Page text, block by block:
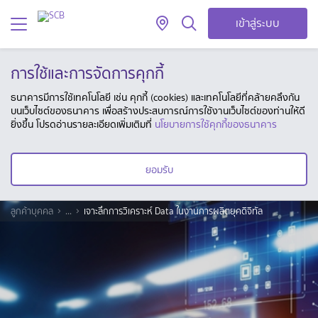
เข้าสู่ระบบ
การใช้และการจัดการคุกกี้
ธนาคารมีการใช้เทคโนโลยี เช่น คุกกี้ (cookies) และเทคโนโลยีที่คล้ายคลึงกัน
บนเว็บไซต์ของธนาคาร เพื่อสร้างประสบการณ์การใช้งานเว็บไซต์ของท่านให้ดี
ยิ่งขึ้น โปรดอ่านรายละเอียดเพิ่มเติมที่ นโยบายการใช้คุกกี้ของธนาคาร
ยอมรับ
ลูกค้าบุคคล ... เจาะลึกการวิเคราะห์ Data ในงานการผลิตยุคดิจิทัล